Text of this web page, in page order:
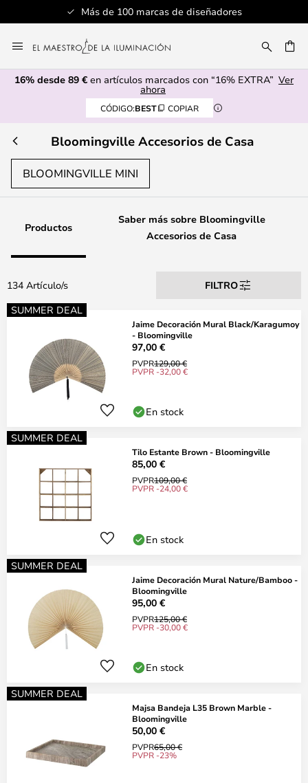
Servicio al cliente profesional
al
contenido
16% desde 89 € en artículos marcados con “16% EXTRA” Ver
ahora
CÓDIGO:BEST COPIAR
Bloomingville Accesorios de Casa
BLOOMINGVILLE MINI
Productos
Saber más sobre Bloomingville
Accesorios de Casa
134 Artículo/s
FILTRO
SUMMER DEAL
Jaime Decoración Mural Black/Karagumoy
- Bloomingville
97,00 €
PVPR129,00 €
PVPR -32,00 €
En stock
SUMMER DEAL
Tilo Estante Brown - Bloomingville
85,00 €
PVPR109,00 €
PVPR -24,00 €
En stock
SUMMER DEAL
Jaime Decoración Mural Nature/Bamboo -
Bloomingville
95,00 €
PVPR125,00 €
PVPR -30,00 €
En stock
SUMMER DEAL
Majsa Bandeja L35 Brown Marble -
Bloomingville
50,00 €
PVPR65,00 €
PVPR -23%